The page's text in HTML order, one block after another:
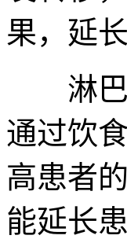
果，延
淋巴
通过饮
高患者
能延长